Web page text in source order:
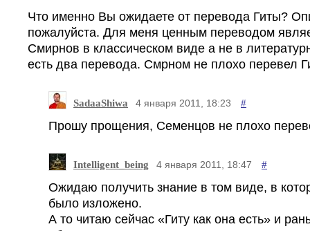
Что именно Вы ожидаете от перевода Гиты?
пожалуйста. Для меня ценным переводом
Смирнов в классическом виде а не в
есть два перевода. Смрном не плохо перевел
SadaaShiwa 4 января 2011, 18:23 #
Прошу прощения, Семенцов не плохо
Intelligent_being 4 января 2011, 18:47 #
Ожидаю получить знание в том виде, в
было изложено.
А то читаю сейчас «Гиту как она есть» и